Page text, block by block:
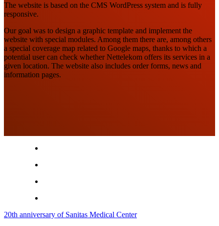
The website is based on the CMS WordPress system and is fully
responsive.
Our goal was to design a graphic template and implement the
website with special modules. Among them there are, among others
a special coverage map related to Google maps, thanks to which a
potential user can check whether Nettelekom offers its services in a
given location. The website also includes order forms, news and
information pages.
20th anniversary of Sanitas Medical Center